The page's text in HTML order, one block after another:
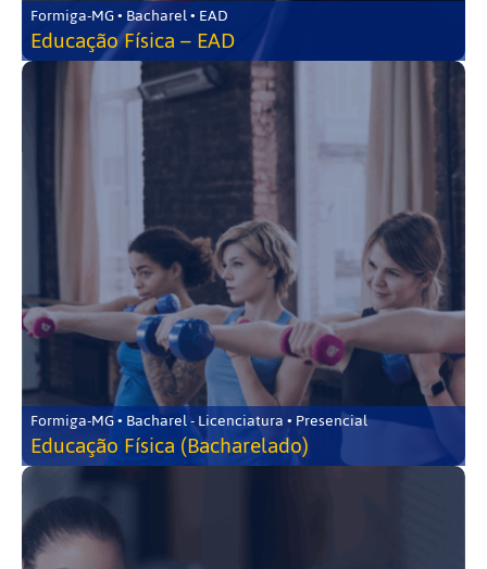
Formiga-MG • Bacharel • EAD
Educação Física – EAD
Formiga-MG • Bacharel - Licenciatura • Presencial
Educação Física (Bacharelado)